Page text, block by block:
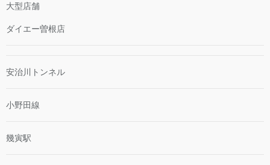
大型店舗
ダイエー曽根店
安治川トンネル
小野田線
幾寅駅